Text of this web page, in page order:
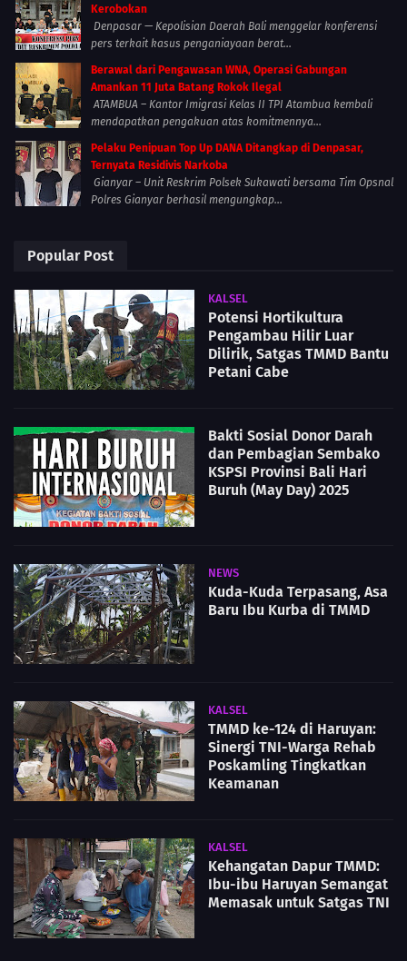
Kerobokan
Denpasar — Kepolisian Daerah Bali menggelar konferensi
pers terkait kasus penganiayaan berat...
Berawal dari Pengawasan WNA, Operasi Gabungan
Amankan 11 Juta Batang Rokok Ilegal
ATAMBUA – Kantor Imigrasi Kelas II TPI Atambua kembali
mendapatkan pengakuan atas komitmennya...
Pelaku Penipuan Top Up DANA Ditangkap di Denpasar,
Ternyata Residivis Narkoba
Gianyar – Unit Reskrim Polsek Sukawati bersama Tim Opsnal
Polres Gianyar berhasil mengungkap...
Popular Post
KALSEL
Potensi Hortikultura
Pengambau Hilir Luar
Dilirik, Satgas TMMD Bantu
Petani Cabe
Bakti Sosial Donor Darah
dan Pembagian Sembako
KSPSI Provinsi Bali Hari
Buruh (May Day) 2025
NEWS
Kuda-Kuda Terpasang, Asa
Baru Ibu Kurba di TMMD
KALSEL
TMMD ke-124 di Haruyan:
Sinergi TNI-Warga Rehab
Poskamling Tingkatkan
Keamanan
KALSEL
Kehangatan Dapur TMMD:
Ibu-ibu Haruyan Semangat
Memasak untuk Satgas TNI